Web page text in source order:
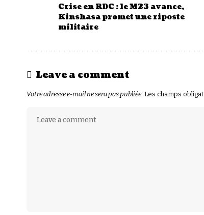
Crise en RDC : le M23 avance,
Kinshasa promet une riposte
militaire
Leave a comment
Votre adresse e-mail ne sera pas publiée. Les champs